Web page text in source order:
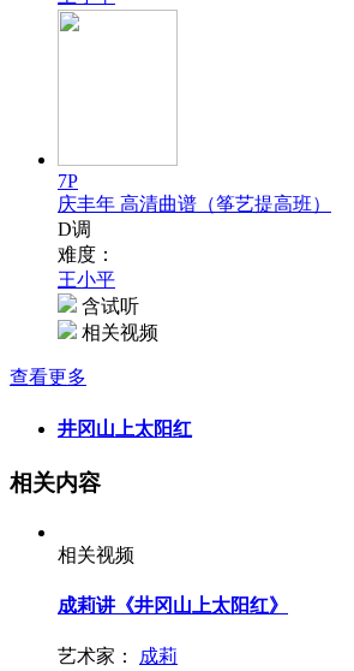
7P
庆丰年 高清曲谱（筝艺提高班）
D调
难度：
王小平
含试听
相关视频
查看更多
井冈山上太阳红
相关内容
相关视频
成莉讲《井冈山上太阳红》
艺术家： 成莉